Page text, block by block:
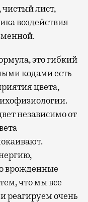
лист,
воздействия
это гибкий
кодами есть
цвета,
независимо от
врожденные
что мы все
реагируем очень